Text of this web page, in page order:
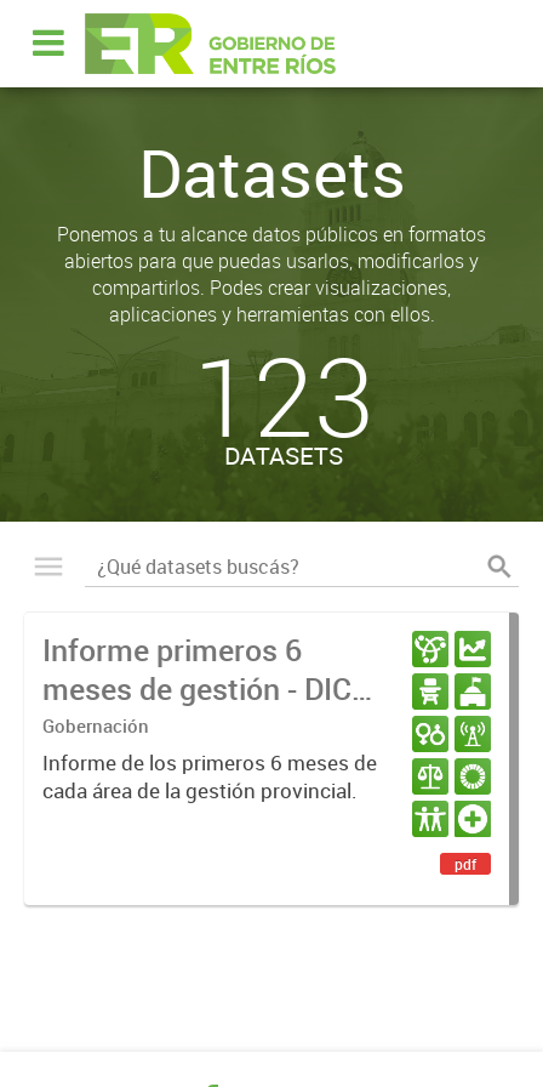
Datasets
Ponemos a tu alcance datos públicos en formatos
abiertos para que puedas usarlos, modificarlos y
compartirlos. Podes crear visualizaciones,
aplicaciones y herramientas con ellos.
123
DATASETS
Informe primeros 6
meses de gestión - DIC
23 / JUN 24
Gobernación
Informe de los primeros 6 meses de
cada área de la gestión provincial.
pdf